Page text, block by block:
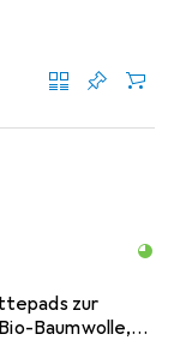
zur
Baumwolle,